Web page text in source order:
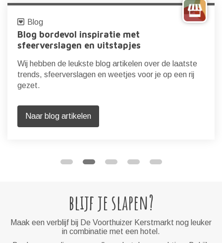
Blog
Blog bordevol inspiratie met
sfeerverslagen en uitstapjes
Wij hebben de leukste blog artikelen over de laatste
trends, sfeerverslagen en weetjes voor je op een rij
gezet.
Naar blog artikelen
blijf je slapen?
Maak een verblijf bij De Voorthuizer Kerstmarkt nog leuker
in combinatie met een hotel.